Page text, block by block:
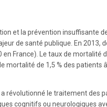
et la prévention insuffisante
de santé publique. En
France). Le taux de mortalité
mortalité de 1,5 % des
a révolutionné le traitement des
cognitifs ou neurologiques